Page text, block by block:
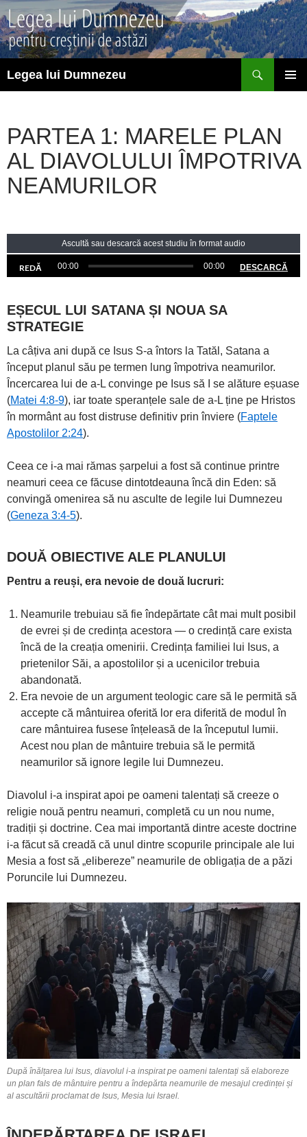
Sari
la
conținut
Legea lui Dumnezeu
PARTEA 1: MARELE PLAN
AL DIAVOLULUI ÎMPOTRIVA
NEAMURILOR
Ascultă sau descarcă acest studiu în format audio
REDĂ 00:00 00:00 DESCARCĂ
EȘECUL LUI SATANA ȘI NOUA SA
STRATEGIE
La câțiva ani după ce Isus S-a întors la Tatăl, Satana a
început planul său pe termen lung împotriva neamurilor.
Încercarea lui de a-L convinge pe Isus să I se alăture eșuase
(Matei 4:8-9), iar toate speranțele sale de a-L ține pe Hristos
în mormânt au fost distruse definitiv prin înviere (Faptele
Apostolilor 2:24).
Ceea ce i-a mai rămas șarpelui a fost să continue printre
neamuri ceea ce făcuse dintotdeauna încă din Eden: să
convingă omenirea să nu asculte de legile lui Dumnezeu
(Geneza 3:4-5).
DOUĂ OBIECTIVE ALE PLANULUI
Pentru a reuși, era nevoie de două lucruri:
Neamurile trebuiau să fie îndepărtate cât mai mult posibil
de evrei și de credința acestora — o credință care exista
încă de la creația omenirii. Credința familiei lui Isus, a
prietenilor Săi, a apostolilor și a ucenicilor trebuia
abandonată.
Era nevoie de un argument teologic care să le permită să
accepte că mântuirea oferită lor era diferită de modul în
care mântuirea fusese înțeleasă de la începutul lumii.
Acest nou plan de mântuire trebuia să le permită
neamurilor să ignore legile lui Dumnezeu.
Diavolul i-a inspirat apoi pe oameni talentați să creeze o
religie nouă pentru neamuri, completă cu un nou nume,
tradiții și doctrine. Cea mai importantă dintre aceste doctrine
i-a făcut să creadă că unul dintre scopurile principale ale lui
Mesia a fost să „elibereze” neamurile de obligația de a păzi
Poruncile lui Dumnezeu.
După înălțarea lui Isus, diavolul i-a inspirat pe oameni talentați să elaboreze
un plan fals de mântuire pentru a îndepărta neamurile de mesajul credinței și
al ascultării proclamat de Isus, Mesia lui Israel.